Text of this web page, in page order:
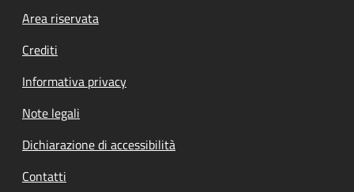
Footer menu
Area riservata
Crediti
Informativa privacy
Note legali
Dichiarazione di accessibilità
Contatti